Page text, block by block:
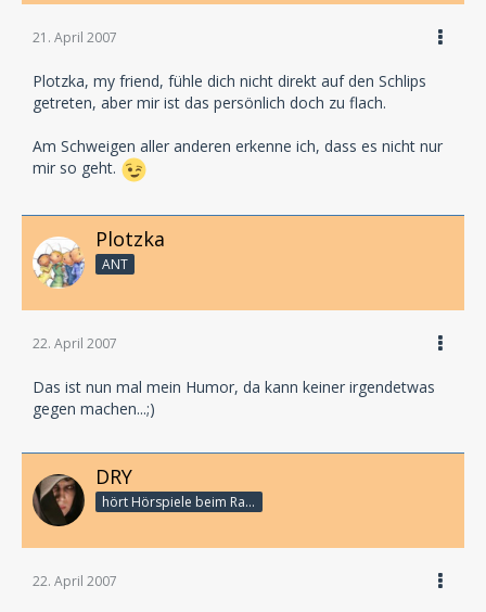
21. April 2007
Plotzka, my friend, fühle dich nicht direkt auf den Schlips
getreten, aber mir ist das persönlich doch zu flach.
Am Schweigen aller anderen erkenne ich, dass es nicht nur
mir so geht.
Plotzka
ANT
22. April 2007
Das ist nun mal mein Humor, da kann keiner irgendetwas
gegen machen...;)
DRY
hört Hörspiele beim Rasenmähen
22. April 2007